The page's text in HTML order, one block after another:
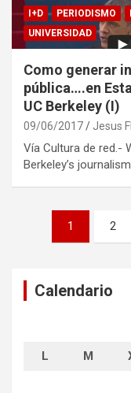
I+D PERIODISMO
UNIVERSIDAD
Como generar
pública….en
UC Berkeley (I)
09/06/2017 Jesus
Vía Cultura de red.-
Berkeley’s
Navegación
1 2
Calendario
L M